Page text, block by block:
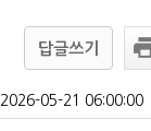
답글쓰기
2026-05-21 06:00:00